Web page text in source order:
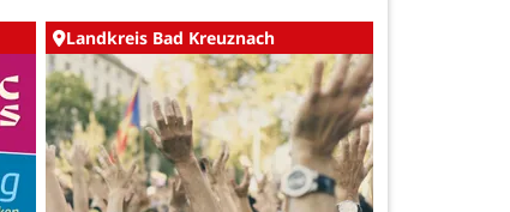
Landkreis Bad Kreuznach